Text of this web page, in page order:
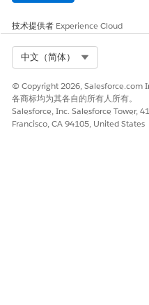
技术提供者 Experience Cloud
中文（简体）
© Copyright 2026, Salesforce.com
各商标均为其各自的所有人所有。
Salesforce, Inc. Salesforce Tower,
Francisco, CA 94105, United States